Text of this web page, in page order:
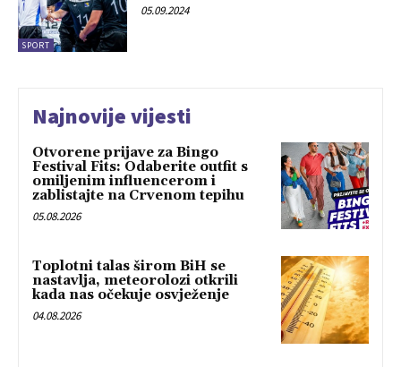
SPORT
05.09.2024
Najnovije vijesti
Otvorene prijave za Bingo
Festival Fits: Odaberite outfit s
omiljenim influencerom i
zablistajte na Crvenom tepihu
05.08.2026
Toplotni talas širom BiH se
nastavlja, meteorolozi otkrili
kada nas očekuje osvježenje
04.08.2026